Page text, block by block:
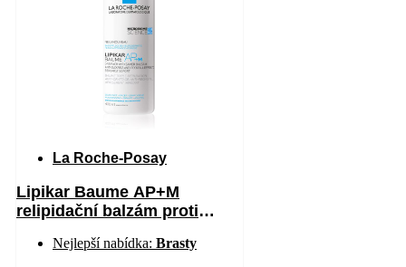
La Roche-Posay
Lipikar Baume AP+M
relipidační balzám proti
pokožky 400 ml
Nejlepší nabídka: Brasty